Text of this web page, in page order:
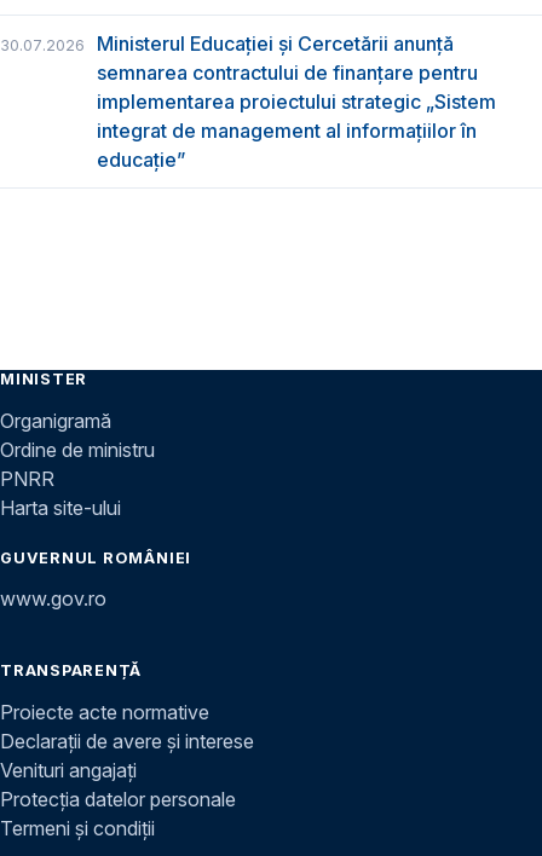
30.07.2026
Ministerul Educației și Cercetării anunță
semnarea contractului de finanțare pentru
implementarea proiectului strategic „Sistem
integrat de management al informațiilor în
educație”
MINISTER
Organigramă
Ordine de ministru
PNRR
Harta site-ului
GUVERNUL ROMÂNIEI
www.gov.ro
TRANSPARENȚĂ
Proiecte acte normative
Declarații de avere și interese
Venituri angajați
Protecția datelor personale
Termeni și condiții